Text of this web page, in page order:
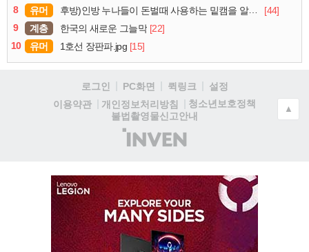
8
유머 후방)인방 누나들이 돈벌때 사용하는 밑캠을 알아보자
[44]
9
계층 한국의 새로운 그늘막 [22]
10
유머 1호선 장판파.jpg [15]
로그인 PC화면 퀵링크
설정
이용약관
개인정보처리방침
청소년보호정책
불법촬영물신고안내
(주)
인
▲